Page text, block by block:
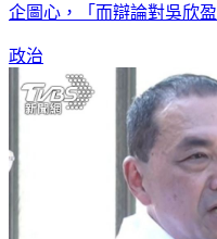
企圖心，「而辯論對吳欣
政治